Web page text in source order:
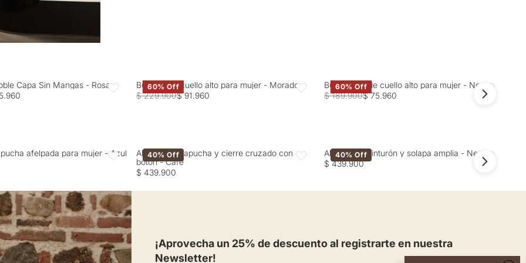
Favoritos
Capa Sin Mangas - Rosa
60% Off Favoritos
Buzo tejido cuello alto para mujer - Morado
$ 229.900$ 91.960
60% Off Favoritos
Buzo tejido de cuello alto para mujer - Negro
$ 189.900$ 75.960
Favoritos
afelpada para mujer - Azul 40% Off Favoritos
Abrigo con capucha y cierre cruzado con
botón - Café
$ 439.900
40% Off Favoritos
Abrigo con cinturón y solapa amplia - Negro
$ 439.900
¡Aprovecha un 25% de descuento al registrarte en nuestra
Newsletter!